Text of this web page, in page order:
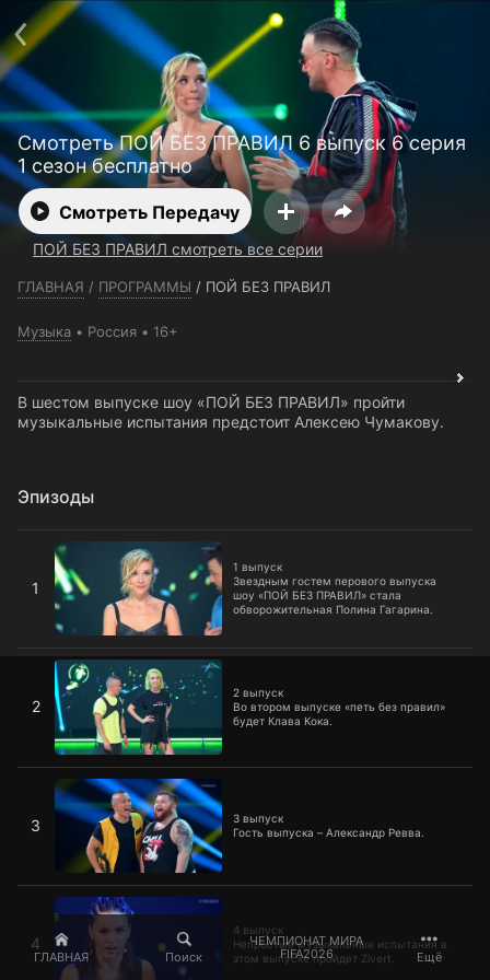
ГЛАВНАЯ Поиск
ЧЕМПИОНАТ МИРА
FIFA2026
Ещё
Смотреть ПОЙ БЕЗ ПРАВИЛ 6 выпуск 6 серия
1 сезон бесплатно
Смотреть Передачу
ПОЙ БЕЗ ПРАВИЛ смотреть все серии
ГЛАВНАЯ / ПРОГРАММЫ / ПОЙ БЕЗ ПРАВИЛ
Музыка Россия 16+
В шестом выпуске шоу «ПОЙ БЕЗ ПРАВИЛ» пройти
музыкальные испытания предстоит Алексею Чумакову.
Эпизоды
1
1 выпуск
Звездным гостем перового выпуска
шоу «ПОЙ БЕЗ ПРАВИЛ» стала
обворожительная Полина Гагарина.
1 выпуск
2
2 выпуск
Во втором выпуске «петь без правил»
будет Клава Кока.
2 выпуск
3
3 выпуск
Гость выпуска – Александр Ревва.
3 выпуск
4
4 выпуск
Непростые музыкальные испытания в
этом выпуске пройдет Zivert.
4 выпуск
Телефон поддержки:+7 (727) 323 10 92
Пользовательское соглашение
Политика конфиденциальности
Открыть приложение
Ввести промокод